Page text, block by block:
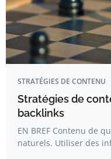
STRATÉGIES DE CONTENU
Stratégies de
backlinks
EN BREF Contenu de
naturels. Utiliser des